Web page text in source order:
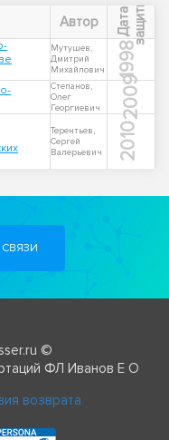
Автор Д
а
т
а
з
а
щ
и
т ы
Мутушев,
Дмитрий
Михайлович
1998
Степанов,
Олег
Георгиевич
2009
Терентьев,
Сергей
Валерьевич
2010
©
ФЛ Иванов Е О
возврата